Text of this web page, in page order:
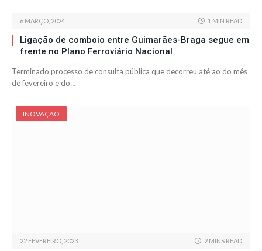
6 MARÇO, 2024 1 MIN READ
Ligação de comboio entre Guimarães-Braga segue em
frente no Plano Ferroviário Nacional
Terminado processo de consulta pública que decorreu até ao do mês
de fevereiro e do…
INOVAÇÃO
22 FEVEREIRO, 2023 2 MINS READ